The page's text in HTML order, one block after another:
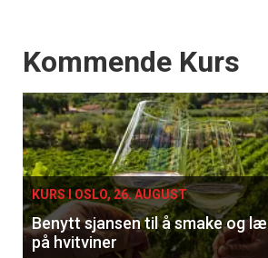
Events
Kommende Kurs
KURS I OSLO, 26. AUGUST
Benytt sjansen til å smake og
på hvitviner